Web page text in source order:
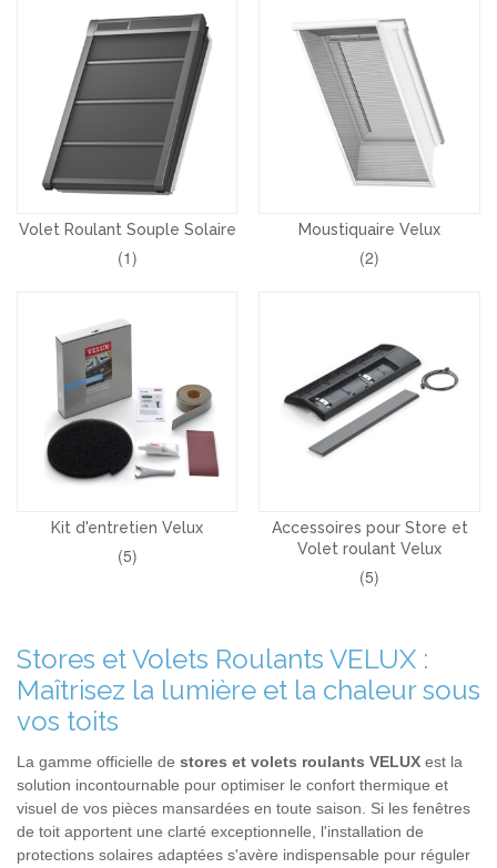
Volet Roulant Souple Solaire
(1)
Moustiquaire Velux
(2)
Kit d'entretien Velux
(5)
Accessoires pour Store et
Volet roulant Velux
(5)
Stores et Volets Roulants VELUX :
Maîtrisez la lumière et la chaleur sous
vos toits
La gamme officielle de stores et volets roulants VELUX est la
solution incontournable pour optimiser le confort thermique et
visuel de vos pièces mansardées en toute saison. Si les fenêtres
de toit apportent une clarté exceptionnelle, l'installation de
protections solaires adaptées s'avère indispensable pour réguler